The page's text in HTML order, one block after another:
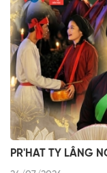
PR'HAT TY LÂNG